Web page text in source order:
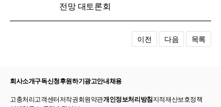
전망 대토론회
이전 다음 목록
회사소개구독신청후원하기 광고안내채용
고충처리고객센터 저작권 회원약관개인정보처리방침 지적재산보호정책